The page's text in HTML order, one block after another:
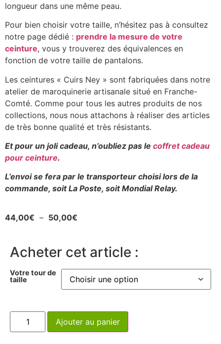
longueur dans une même peau.
Pour bien choisir votre taille, n’hésitez pas à consultez
notre page dédié : prendre la mesure de votre
ceinture, vous y trouverez des équivalences en
fonction de votre taille de pantalons.
Les ceintures « Cuirs Ney » sont fabriquées dans notre
atelier de maroquinerie artisanale situé en Franche-
Comté. Comme pour tous les autres produits de nos
collections, nous nous attachons à réaliser des articles
de très bonne qualité et très résistants.
Et pour un joli cadeau, n’oubliez pas le coffret cadeau
pour ceinture.
L’envoi se fera par le transporteur choisi lors de la
commande, soit La Poste, soit Mondial Relay.
44,00€ – 50,00€
Acheter cet article :
Votre tour de
taille
Ajouter au panier